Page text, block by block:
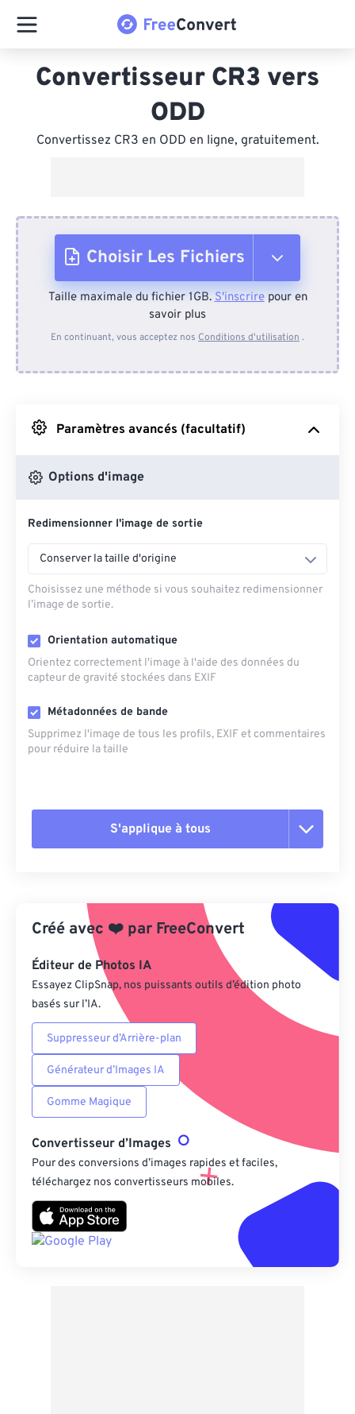
Convertisseur CR3 vers
ODD
Convertissez CR3 en ODD en ligne, gratuitement.
Choisir Les Fichiers
Depuis l'appareil
Depuis Google Drive
Depuis OneDrive
Depuis l'URL
Taille maximale du fichier 1GB.S'inscrirepour en
savoir plus
En continuant, vous acceptez nos Conditions d'utilisation .
Paramètres avancés (facultatif)
Options d'image
Redimensionner l'image de sortie
Conserver la taille d'origine
Choisissez une méthode si vous souhaitez redimensionner
l’image de sortie.
Orientation automatique
Orientez correctement l'image à l'aide des données du
capteur de gravité stockées dans EXIF
Métadonnées de bande
Supprimez l'image de tous les profils, EXIF ​​et commentaires
pour réduire la taille
S'applique à tous
Appliquer à partir du préréglage
Enregistrer comme préréglage
Créé avec ❤️ par FreeConvert
Éditeur de Photos IA
Essayez ClipSnap, nos puissants outils d’édition photo
basés sur l’IA.
Suppresseur d’Arrière-plan
Générateur d’Images IA
Gomme Magique
Convertisseur d’Images
Pour des conversions d’images rapides et faciles,
téléchargez nos convertisseurs mobiles.